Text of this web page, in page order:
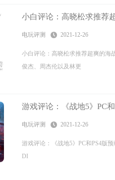
小白评论：高晓松求推荐
电玩评测 2021-12-26
小白评论：高晓松求推荐超爽的海
俊杰、周杰伦以及林更
游戏评论：《战地5》PC
电玩评测 2021-12-26
游戏评论：《战地5》PC和PS4版
DI